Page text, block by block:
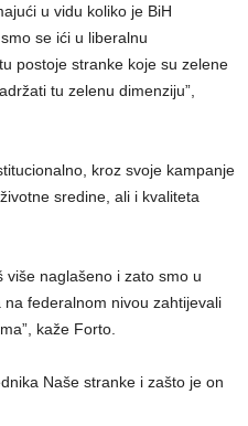
u vidu koliko je BiH
se ići u liberalnu
postoje stranke koje su zelene
tu zelenu dimenziju”,
kroz svoje kampanje
sredine, ali i kvaliteta
više naglašeno i zato smo u
federalnom nivou zahtijevali
kaže Forto.
Naše stranke i zašto je on